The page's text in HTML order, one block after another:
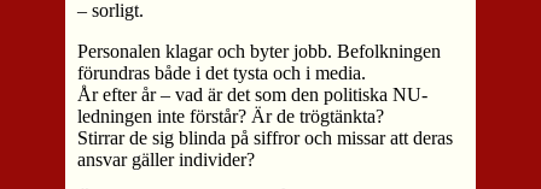
– sorligt.
Personalen klagar och byter jobb. Befolkningen
förundras både i det tysta och i media.
År efter år – vad är det som den politiska NU-
ledningen inte förstår? Är de trögtänkta?
Stirrar de sig blinda på siffror och missar att deras
ansvar gäller individer?